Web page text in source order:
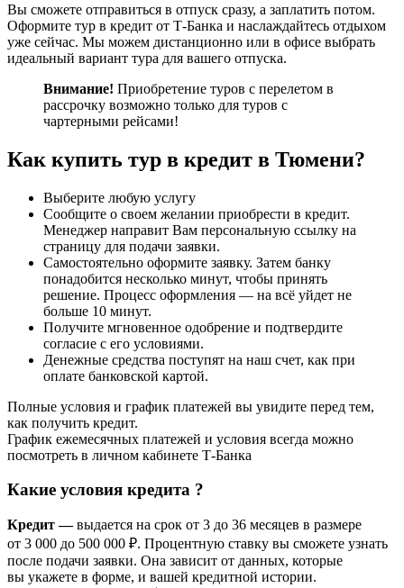
Вы сможете отправиться в отпуск сразу, а заплатить потом.
Оформите тур в кредит от Т-Банка и наслаждайтесь отдыхом
уже сейчас. Мы можем дистанционно или в офисе выбрать
идеальный вариант тура для вашего отпуска.
Внимание! Приобретение туров с перелетом в
рассрочку возможно только для туров с
чартерными рейсами!
Как купить тур в кредит в Тюмени?
Выберите любую услугу
Сообщите о своем желании приобрести в кредит.
Менеджер направит Вам персональную ссылку на
страницу для подачи заявки.
Самостоятельно оформите заявку. Затем банку
понадобится несколько минут, чтобы принять
решение. Процесс оформления — на всё уйдет не
больше 10 минут.
Получите мгновенное одобрение и подтвердите
согласие с его условиями.
Денежные средства поступят на наш счет, как при
оплате банковской картой.
Полные условия и график платежей вы увидите перед тем,
как получить кредит.
График ежемесячных платежей и условия всегда можно
посмотреть в личном кабинете Т-Банка
Какие условия кредита ?
Кредит —выдается на срок от 3 до 36 месяцев в размере
от 3 000 до 500 000 ₽. Процентную ставку вы сможете узнать
после подачи заявки. Она зависит от данных, которые
вы укажете в форме, и вашей кредитной истории.